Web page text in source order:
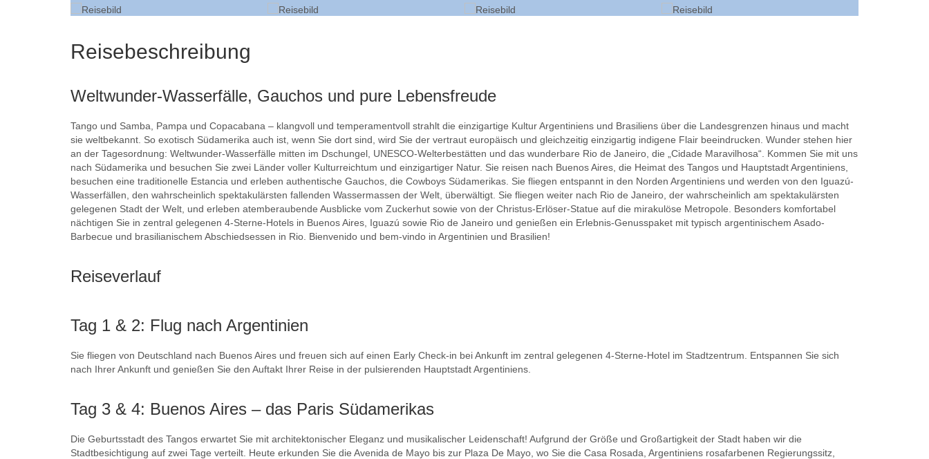
Reisebeschreibung
Weltwunder-Wasserfälle, Gauchos und pure Lebensfreude
Tango und Samba, Pampa und Copacabana – klangvoll und temperamentvoll strahlt die einzigartige Kultur Argentiniens und Brasiliens über die Landesgrenzen hinaus und macht
sie weltbekannt. So exotisch Südamerika auch ist, wenn Sie dort sind, wird Sie der vertraut europäisch und gleichzeitig einzigartig indigene Flair beeindrucken. Wunder stehen hier
an der Tagesordnung: Weltwunder-Wasserfälle mitten im Dschungel, UNESCO-Welterbestätten und das wunderbare Rio de Janeiro, die „Cidade Maravilhosa“. Kommen Sie mit uns
nach Südamerika und besuchen Sie zwei Länder voller Kulturreichtum und einzigartiger Natur. Sie reisen nach Buenos Aires, die Heimat des Tangos und Hauptstadt Argentiniens,
besuchen eine traditionelle Estancia und erleben authentische Gauchos, die Cowboys Südamerikas. Sie fliegen entspannt in den Norden Argentiniens und werden von den Iguazú-
Wasserfällen, den wahrscheinlich spektakulärsten fallenden Wassermassen der Welt, überwältigt. Sie fliegen weiter nach Rio de Janeiro, der wahrscheinlich am spektakulärsten
gelegenen Stadt der Welt, und erleben atemberaubende Ausblicke vom Zuckerhut sowie von der Christus-Erlöser-Statue auf die mirakulöse Metropole. Besonders komfortabel
nächtigen Sie in zentral gelegenen 4-Sterne-Hotels in Buenos Aires, Iguazú sowie Rio de Janeiro und genießen ein Erlebnis-Genusspaket mit typisch argentinischem Asado-
Barbecue und brasilianischem Abschiedsessen in Rio. Bienvenido und bem-vindo in Argentinien und Brasilien!
Reiseverlauf
Tag 1 & 2: Flug nach Argentinien
Sie fliegen von Deutschland nach Buenos Aires und freuen sich auf einen Early Check-in bei Ankunft im zentral gelegenen 4-Sterne-Hotel im Stadtzentrum. Entspannen Sie sich
nach Ihrer Ankunft und genießen Sie den Auftakt Ihrer Reise in der pulsierenden Hauptstadt Argentiniens.
Tag 3 & 4: Buenos Aires – das Paris Südamerikas
Die Geburtsstadt des Tangos erwartet Sie mit architektonischer Eleganz und musikalischer Leidenschaft! Aufgrund der Größe und Großartigkeit der Stadt haben wir die
Stadtbesichtigung auf zwei Tage verteilt. Heute erkunden Sie die Avenida de Mayo bis zur Plaza De Mayo, wo Sie die Casa Rosada, Argentiniens rosafarbenen Regierungssitz,